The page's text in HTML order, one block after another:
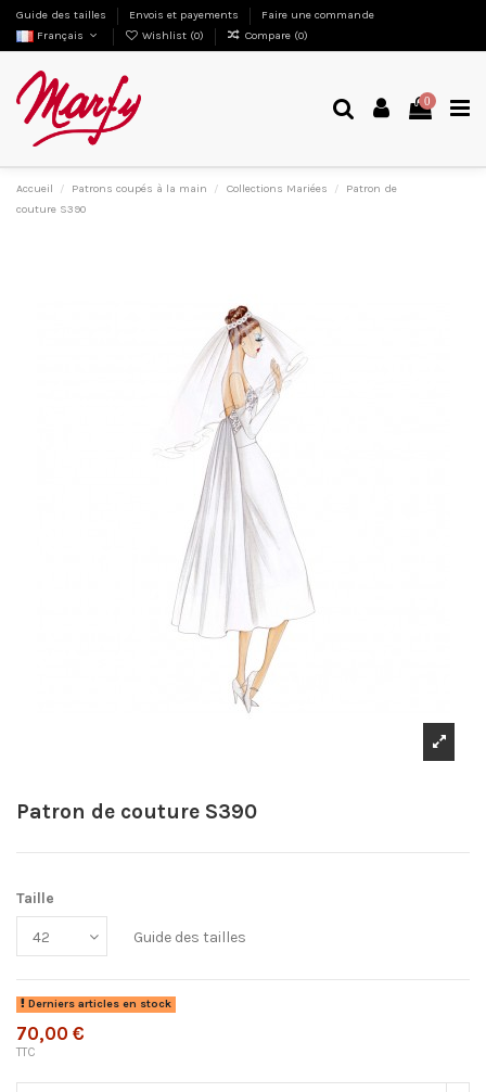
Guide des tailles Envois et payements
Faire une commande
Français
Wishlist (0) Compare (0)
0
Accueil Patrons coupés à la main Collections Mariées
Patron de
couture S390
Patron de couture S390
Taille
Guide des tailles
Derniers articles en stock
70,00 €
TTC